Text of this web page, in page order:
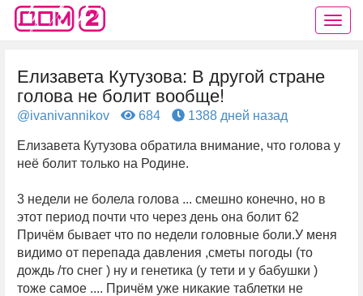
Елизавета Кутузова: В другой стране
голова не болит вообще!
@ivanivannikov 684 1388 дней назад
Елизавета Кутузова обратила внимание, что голова у
неё болит только на Родине.
3 недели не болела голова ... смешно конечно, но в
этот период почти что через день она болит 62
Причём бывает что по недели головные боли.У меня
видимо от перепада давления ,сметы погоды (то
дождь /то снег ) ну и генетика (у тети и у бабушки )
тоже самое .... Причём уже никакие таблетки не